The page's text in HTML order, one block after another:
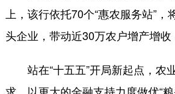
上，该行依托70个“惠农服务站”
头企业，带动近30万农户增产增
站在“十五五”开局新起点，农业